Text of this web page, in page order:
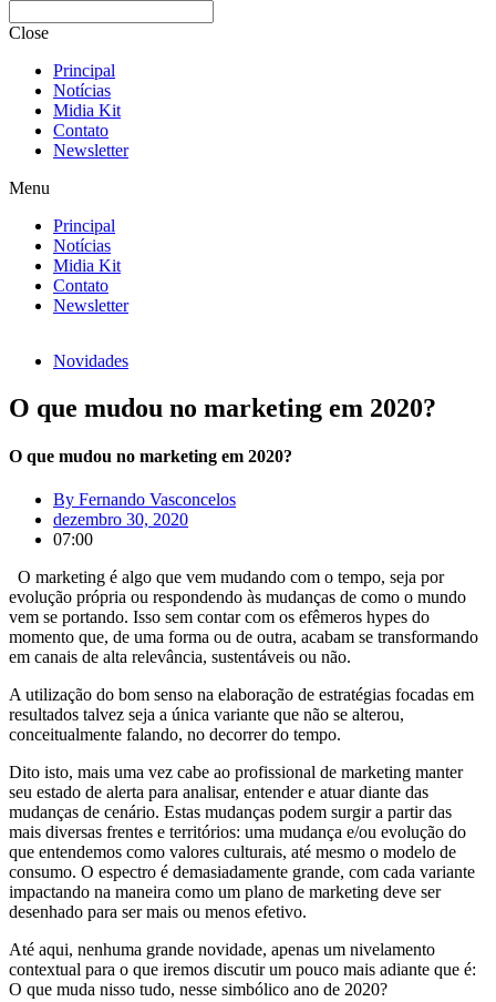
Close
Principal
Notícias
Midia Kit
Contato
Newsletter
Menu
Principal
Notícias
Midia Kit
Contato
Newsletter
Novidades
O que mudou no marketing em 2020?
O que mudou no marketing em 2020?
By Fernando Vasconcelos
dezembro 30, 2020
07:00
O marketing é algo que vem mudando com o tempo, seja por
evolução própria ou respondendo às mudanças de como o mundo
vem se portando. Isso sem contar com os efêmeros hypes do
momento que, de uma forma ou de outra, acabam se transformando
em canais de alta relevância, sustentáveis ou não.
A utilização do bom senso na elaboração de estratégias focadas em
resultados talvez seja a única variante que não se alterou,
conceitualmente falando, no decorrer do tempo.
Dito isto, mais uma vez cabe ao profissional de marketing manter
seu estado de alerta para analisar, entender e atuar diante das
mudanças de cenário. Estas mudanças podem surgir a partir das
mais diversas frentes e territórios: uma mudança e/ou evolução do
que entendemos como valores culturais, até mesmo o modelo de
consumo. O espectro é demasiadamente grande, com cada variante
impactando na maneira como um plano de marketing deve ser
desenhado para ser mais ou menos efetivo.
Até aqui, nenhuma grande novidade, apenas um nivelamento
contextual para o que iremos discutir um pouco mais adiante que é:
O que muda nisso tudo, nesse simbólico ano de 2020?